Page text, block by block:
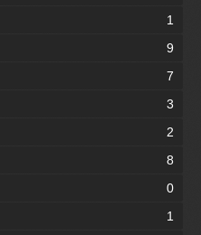
1
9
7
3
2
8
0
1